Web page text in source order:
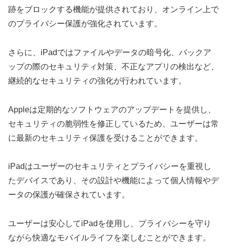
跡をブロックする機能が提供されており、オンライン上で
のプライバシー保護が強化されています。
さらに、iPadではファイルやデータの暗号化、バックア
ップの際のセキュリティ対策、不正なアプリの検出など、
継続的なセキュリティの強化が行われています。
Appleは定期的なソフトウェアのアップデートを提供し、
セキュリティの脆弱性を修正しているため、ユーザーは常
に最新のセキュリティ保護を受けることができます。
iPadはユーザーのセキュリティとプライバシーを重視し
たデバイスであり、その設計や機能によって個人情報やデ
ータの保護が確保されています。
ユーザーは安心してiPadを使用し、プライバシーを守り
ながら快適なモバイルライフを楽しむことができます。